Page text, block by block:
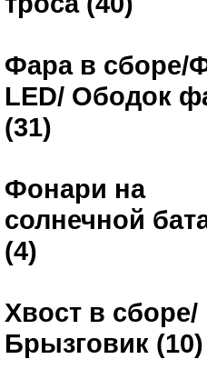
Фара в сборе/
LED/ Ободок
(31)
Фонари на
солнечной
(4)
Хвост в сборе/
Брызговик (10)